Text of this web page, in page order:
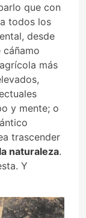
que con
todos los
desde
más
y mente; o
trascender
naturaleza.
Y